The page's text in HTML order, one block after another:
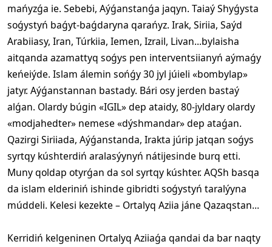
mańyzǵa ie. Sebebi, Aýǵanstanǵa jaqyn. Taiaý Shyǵysta
soǵystyń baǵyt-baǵdaryna qarańyz. Irak, Siriia, Saýd
Arabiiasy, Iran, Túrkiia, Iemen, Izrail, Livan...bylaisha
aitqanda azamattyq soǵys pen interventsiianyń aýmaǵy
keńeiýde. Islam álemin sońǵy 30 jyl júieli «bombylap»
jatyr. Aýǵanstannan bastady. Bári osy jerden bastaý
alǵan. Olardy búgin «IGIL» dep ataidy, 80-jyldary olardy
«modjahedter» nemese «dýshmandar» dep ataǵan.
Qazirgi Siriiada, Aýǵanstanda, Irakta júrip jatqan soǵys
syrtqy kúshterdiń aralasýynyń nátijesinde burq etti.
Muny qoldap otyrǵan da sol syrtqy kúshter. AQSh basqa
da islam elderiniń ishinde gibridti soǵystyń taralýyna
múddeli. Kelesi kezekte – Ortalyq Aziia jáne Qazaqstan...
Kerridiń kelgeninen Ortalyq Aziiaǵa qandai da bar naqty